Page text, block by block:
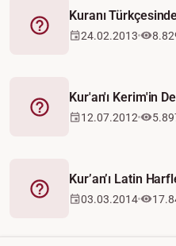
Fetva
Kuranı
24.02.2013
Fetva
Kur'an'ı Kerim'in
12.07.2012
Fetva
Kur’an’ı Latin
03.03.2014